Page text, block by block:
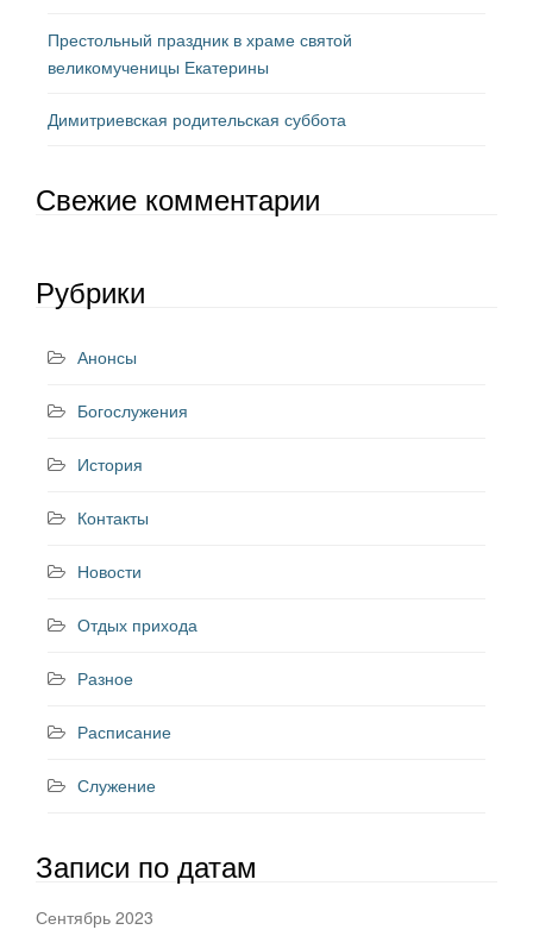
Престольный праздник в храме святой
великомученицы Екатерины
Димитриевская родительская суббота
Свежие комментарии
Рубрики
Анонсы
Богослужения
История
Контакты
Новости
Отдых прихода
Разное
Расписание
Служение
Записи по датам
Сентябрь 2023